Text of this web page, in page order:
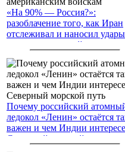
«На 90% — Россия?»:
разоблачение того, как Иран
отслеживал и наносил
американским войскам
Почему российский
ледокол «Ленин» остаётся
важен и чем Индии
Северный морской путь